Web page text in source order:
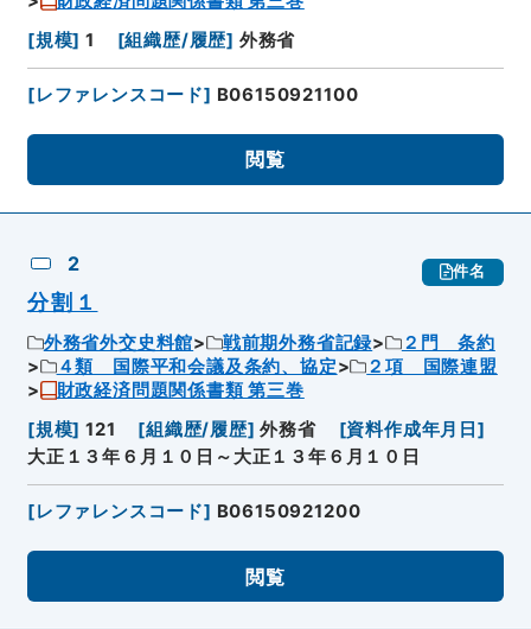
[規模] 1 [組織歴/履歴] 外務省
[レファレンスコード] B06150921100
閲覧
2 件名
分割１
外務省外交史料館 戦前期外務省記録
２門 条約
４類 国際平和会議及条約、協定
２項 国際連盟
財政経済問題関係書類 第三巻
[規模] 121 [組織歴/履歴] 外務省 [資料作成年月日]
大正１３年６月１０日～大正１３年６月１０日
[レファレンスコード] B06150921200
閲覧